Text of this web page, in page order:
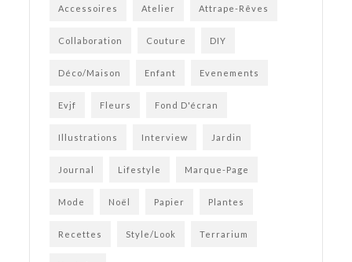
Accessoires Atelier Attrape-Rêves
Collaboration Couture DIY
Déco/Maison Enfant Evenements
Evjf Fleurs Fond D'écran
Illustrations Interview Jardin
Journal Lifestyle Marque-Page
Mode Noël Papier Plantes
Recettes Style/Look Terrarium